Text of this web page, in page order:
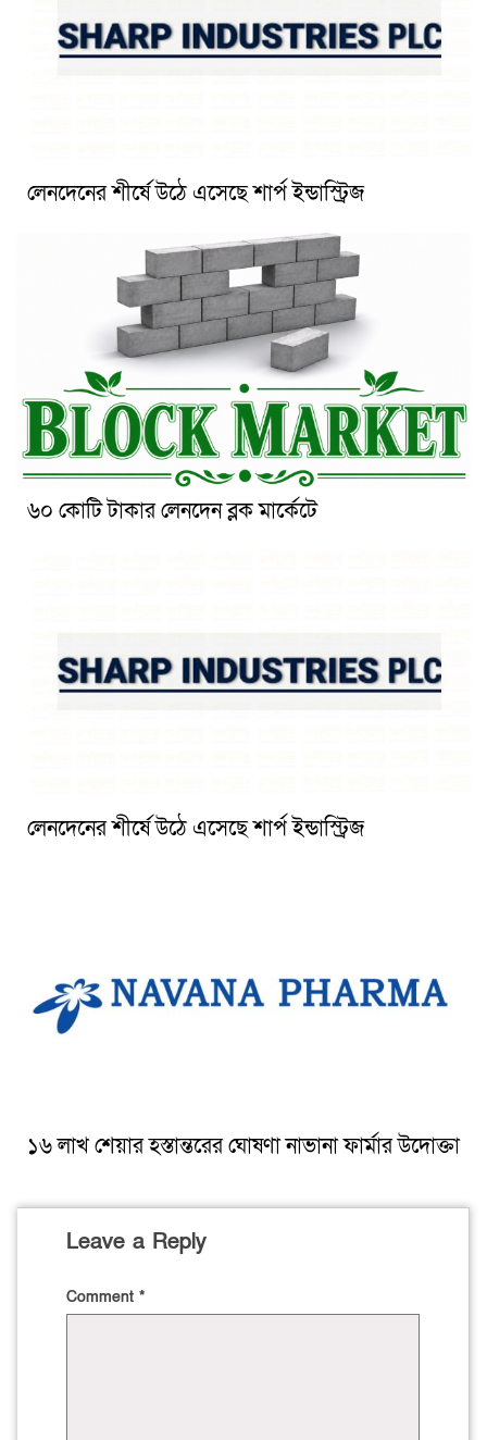
লেনদেনের শীর্ষে উঠে এসেছে শার্প ইন্ডাস্ট্রিজ
৬০ কোটি টাকার লেনদেন ব্লক মার্কেটে
লেনদেনের শীর্ষে উঠে এসেছে শার্প ইন্ডাস্ট্রিজ
১৬ লাখ শেয়ার হস্তান্তরের ঘোষণা নাভানা ফার্মার উদোক্তা
Leave a Reply
Comment *